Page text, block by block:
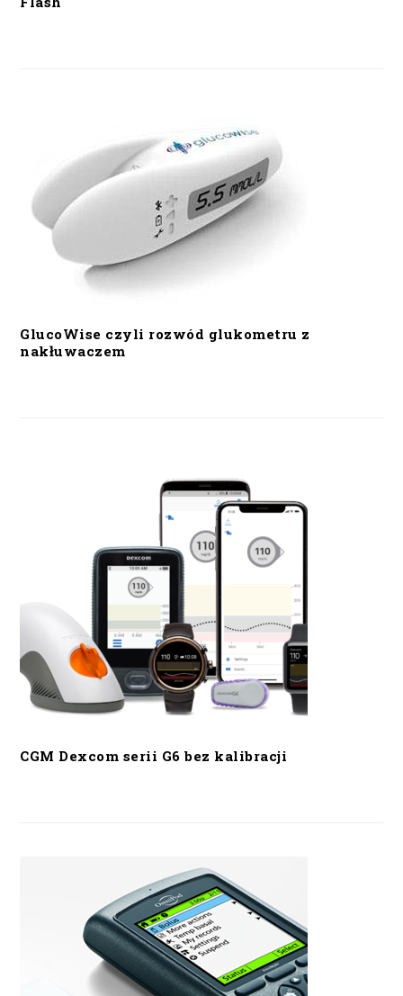
GlucoWise czyli rozwód glukometru z
nakłuwaczem
CGM Dexcom serii G6 bez kalibracji